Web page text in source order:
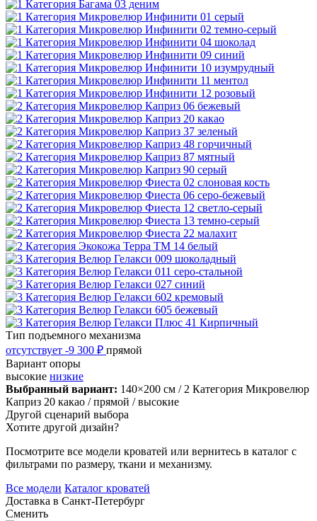
Тип подъемного механизма
отсутствует -9 300 ₽ прямой
Вариант опоры
высокие низкие
Выбранный вариант: 140×200 см / 2 Категория Микровелюр
Каприз 20 какао / прямой / высокие
Другой сценарий выбора
Хотите другой дизайн?
Посмотрите все модели кроватей или вернитесь в каталог с
фильтрами по размеру, ткани и механизму.
Все модели Каталог кроватей
Доставка в Санкт-Петербург
Сменить